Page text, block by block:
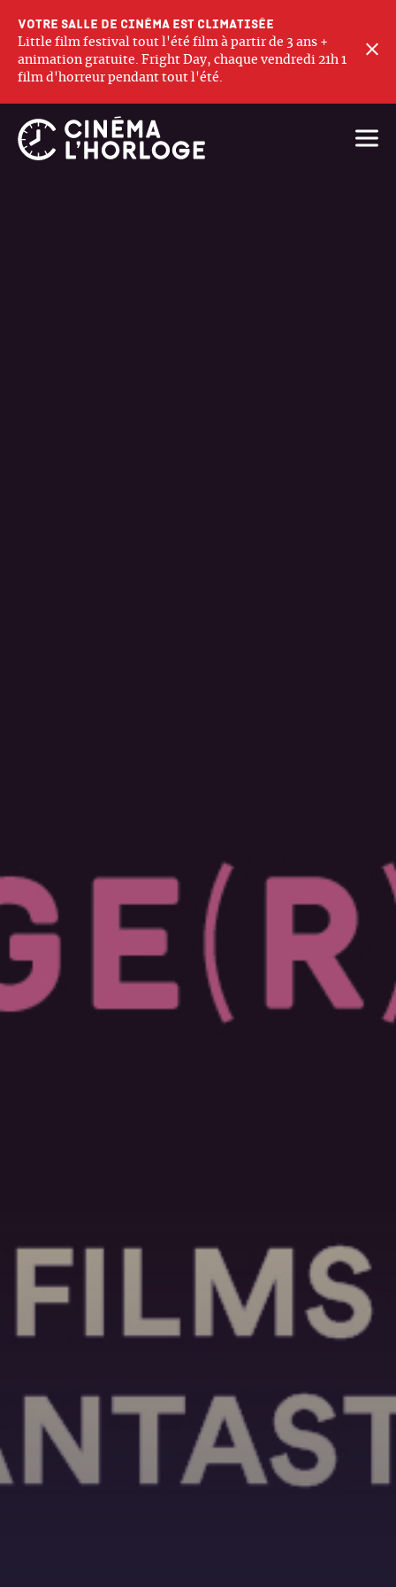
Votre salle de cinéma est climatisée
Little film festival tout l'été film à partir de 3 ans +
animation gratuite. Fright Day, chaque vendredi 21h 1
film d'horreur pendant tout l'été.